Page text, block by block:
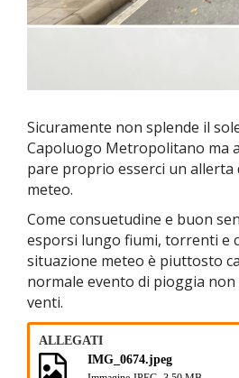
Sicuramente non splende il
Capoluogo Metropolitano ma
pare proprio esserci un allerta
meteo.
Come consuetudine e buon
esporsi lungo fiumi, torrenti e
situazione meteo è piuttosto
normale evento di pioggia
venti.
ALLEGATI
IMG_0674.jpeg